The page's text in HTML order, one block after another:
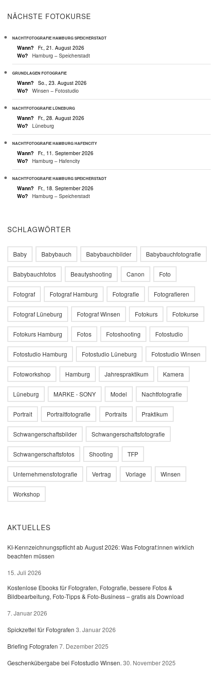
NÄCHSTE FOTOKURSE
NACHTFOTOGRAFIE HAMBURG SPEICHERSTADT
Wann?
Fr., 21. August 2026
Wo?
Hamburg – Speicherstadt
GRUNDLAGEN FOTOGRAFIE
Wann?
So., 23. August 2026
Wo?
Winsen – Fotostudio
NACHTFOTOGRAFIE LÜNEBURG
Wann?
Fr., 28. August 2026
Wo?
Lüneburg
NACHTFOTOGRAFIE HAMBURG HAFENCITY
Wann?
Fr., 11. September 2026
Wo?
Hamburg – Hafencity
NACHTFOTOGRAFIE HAMBURG SPEICHERSTADT
Wann?
Fr., 18. September 2026
Wo?
Hamburg – Speicherstadt
SCHLAGWÖRTER
Baby Babybauch Babybauchbilder Babybauchfotografie
Babybauchfotos Beautyshooting Canon Foto
Fotograf Fotograf Hamburg Fotografie Fotografieren
Fotograf Lüneburg Fotograf Winsen Fotokurs Fotokurse
Fotokurs Hamburg Fotos Fotoshooting Fotostudio
Fotostudio Hamburg Fotostudio Lüneburg Fotostudio Winsen
Fotoworkshop Hamburg Jahrespraktikum Kamera
Lüneburg MARKE - SONY Model Nachtfotografie
Portrait Portraitfotografie Portraits Praktikum
Schwangerschaftsbilder Schwangerschaftsfotografie
Schwangerschaftsfotos Shooting TFP
Unternehmensfotografie Vertrag Vorlage Winsen
Workshop
AKTUELLES
KI-Kennzeichnungspflicht ab August 2026: Was Fotograf:innen wirklich
beachten müssen
15. Juli 2026
Kostenlose Ebooks für Fotografen, Fotografie, bessere Fotos &
Bildbearbeitung, Foto-Tipps & Foto-Business – gratis als Download
7. Januar 2026
Spickzettel für Fotografen 3. Januar 2026
Briefing Fotografen 7. Dezember 2025
Geschenkübergabe bei Fotostudio Winsen. 30. November 2025